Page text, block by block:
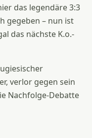
das legendäre 3:3
gegeben – nun ist
das nächste K.o.-
verlor gegen sein
Nachfolge-Debatte